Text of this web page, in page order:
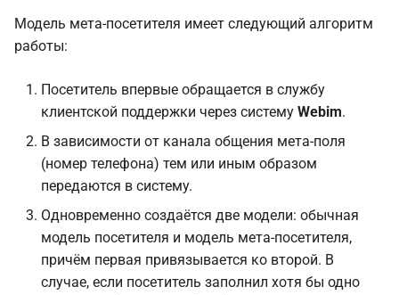
Модель мета-посетителя имеет следующий алгоритм
работы:
Посетитель впервые обращается в службу
клиентской поддержки через систему Webim.
В зависимости от канала общения мета-поля
(номер телефона) тем или иным образом
передаются в систему.
Одновременно создаётся две модели: обычная
модель посетителя и модель мета-посетителя,
причём первая привязывается ко второй. В
случае, если посетитель заполнил хотя бы одно